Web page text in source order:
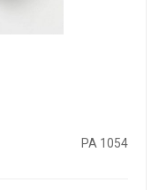
PA 1054